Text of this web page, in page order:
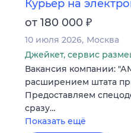
Курьер на
от 180 000 ₽
10 июля 2026 Москва
Джейкет, сервис
Вакансия компании:
расширением штата
Предоставляем
сразу…
Показать ещё